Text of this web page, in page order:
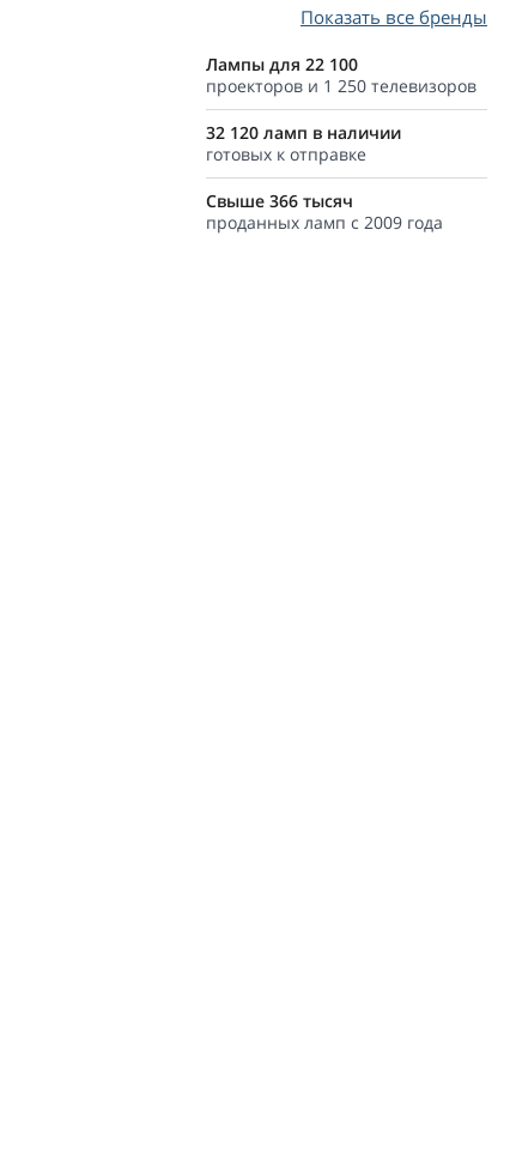
Показать все бренды
Лампы для 22 100
проекторов и 1 250 телевизоров
32 120 ламп в наличии
готовых к отправке
Свыше 366 тысяч
проданных ламп с 2009 года